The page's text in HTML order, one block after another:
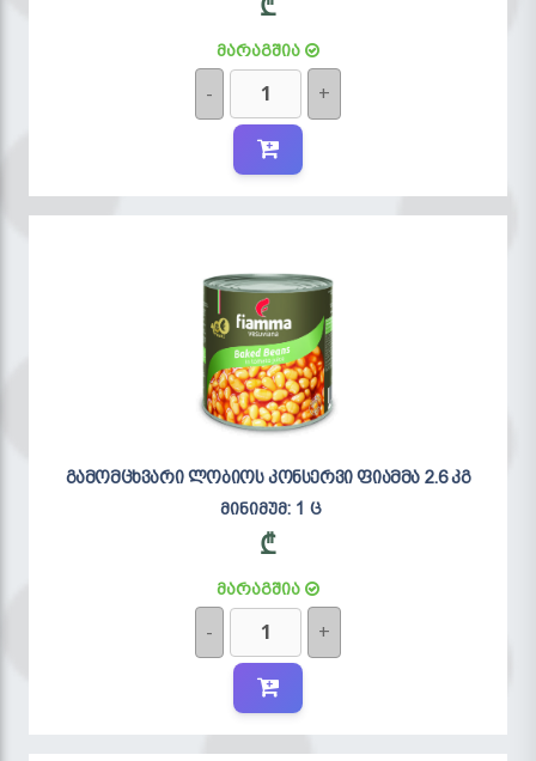
მარაგშია
- +
გამომცხვარი ლობიოს კონსერვი ფიამმა 2.6 კგ
მინიმუმ: 1 ც
₾
მარაგშია
- +